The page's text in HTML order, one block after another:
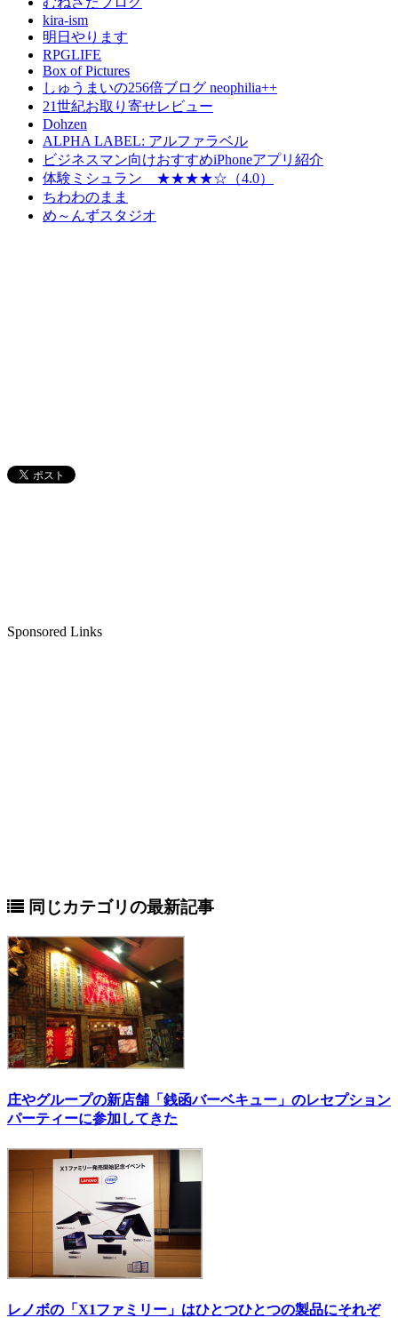
kira-ism
明日やります
RPGLIFE
Box of Pictures
しゅうまいの256倍ブログ neophilia++
21世紀お取り寄せレビュー
Dohzen
ALPHA LABEL: アルファラベル
ビジネスマン向けおすすめiPhoneアプリ紹介
体験ミシュラン ★★★★☆（4.0）
ちわわのまま
め～んずスタジオ
Sponsored Links
同じカテゴリの最新記事
庄やグループの新店舗「銭函バーベキュー」のレセプション
パーティーに参加してきた
レノボの「X1ファミリー」はひとつひとつの製品にそれぞ